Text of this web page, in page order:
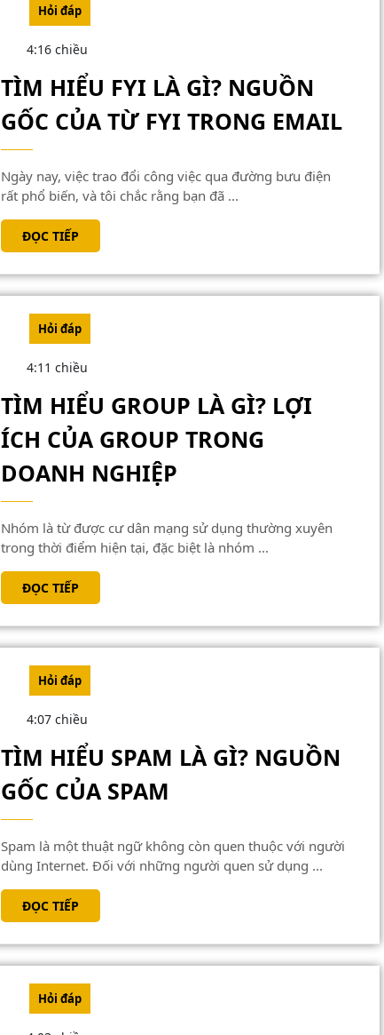
PHỔ
BIẾN
Hỏi đáp
4:16 chiều
TÌM HIỂU FYI LÀ GÌ? NGUỒN
GỐC CỦA TỪ FYI TRONG EMAIL
GỐC
CỦA
Ngày nay, việc trao đổi công việc qua đường bưu điện
rất phổ biến, và tôi chắc rằng bạn đã ...
ĐỌC TIẾPĐỌC
TIẾP
Hỏi đáp
4:11 chiều
TÌM HIỂU GROUP LÀ GÌ? LỢI
ÍCH CỦA GROUP TRONG
DOANH NGHIỆPTÌM
GROUP
LÀ
ÍCH
CỦA
NGHIỆP
Nhóm là từ được cư dân mạng sử dụng thường xuyên
trong thời điểm hiện tại, đặc biệt là nhóm ...
ĐỌC TIẾPĐỌC
TIẾP
Hỏi đáp
4:07 chiều
TÌM HIỂU SPAM LÀ GÌ? NGUỒN
GỐC CỦA SPAM
SPAM
LÀ
GỐC
CỦA
Spam là một thuật ngữ không còn quen thuộc với người
dùng Internet. Đối với những người quen sử dụng ...
ĐỌC TIẾPĐỌC
TIẾP
Hỏi đáp